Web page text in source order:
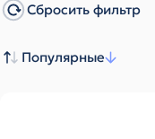
Сбросить фильтр
Популярные